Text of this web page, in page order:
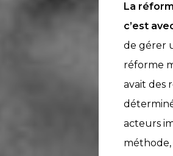
des
&
Legal
La
c’est
de gérer
réforme
avait des
acteurs
méthode,